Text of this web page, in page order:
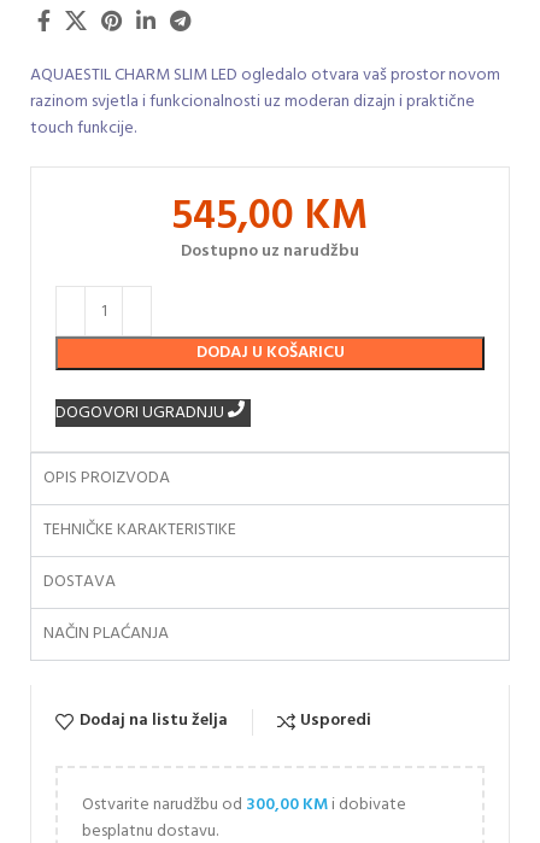
AQUAESTIL CHARM SLIM LED ogledalo otvara vaš prostor novom
razinom svjetla i funkcionalnosti uz moderan dizajn i praktične
touch funkcije.
545,00 KM
Dostupno uz narudžbu
DODAJ U KOŠARICU
DOGOVORI UGRADNJU
OPIS PROIZVODA
TEHNIČKE KARAKTERISTIKE
DOSTAVA
NAČIN PLAĆANJA
Dodaj na listu želja Usporedi
Ostvarite narudžbu od 300,00KMi dobivate
besplatnu dostavu.